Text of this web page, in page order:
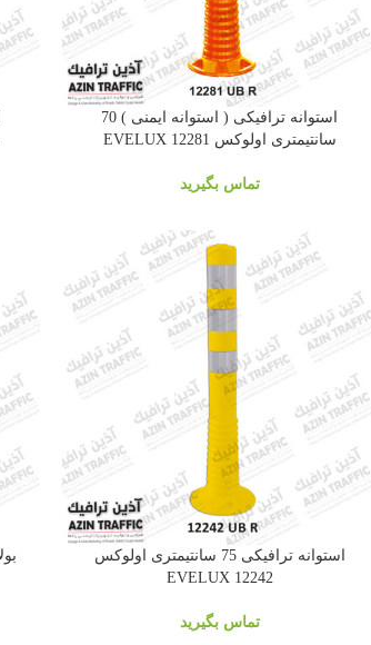
استوانه ترافیکی ( استوانه ایمنی ) 70
سانتیمتری اولوکس 12281 EVELUX
تماس بگیرید
استوانه ترافیکی 75 سانتیمتری اولوکس
12242 EVELUX
تماس بگیرید